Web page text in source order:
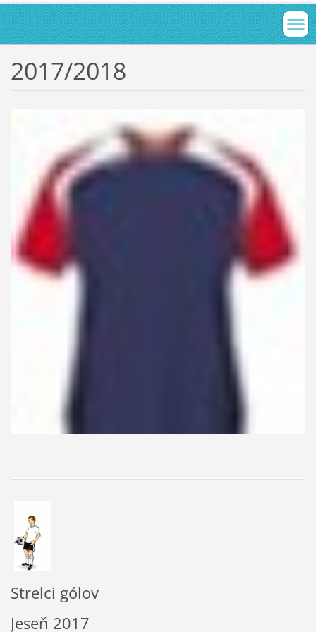
2017/2018
Strelci gólov
Jeseň 2017